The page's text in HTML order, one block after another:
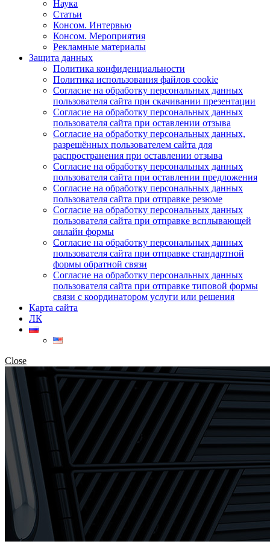
Наука
Статьи
Консом. Интервью
Консом. Мероприятия
Рекламные материалы
Защита данных
Политика конфиденциальности
Политика использования файлов cookie
Согласие на обработку персональных данных
пользователя сайта при скачивании презентации
Согласие на обработку персональных данных
пользователя сайта при оставлении отзыва
Согласие на обработку персональных данных,
разрешённых пользователем сайта для
распространения при оставлении отзыва
Согласие на обработку персональных данных
пользователя сайта при оставлении предложения
Согласие на обработку персональных данных
пользователя сайта при отправке резюме
Согласие на обработку персональных данных
пользователя сайта при отправке всплывающей
онлайн формы
Согласие на обработку персональных данных
пользователя сайта при отправке стандартной
формы обратной связи
Согласие на обработку персональных данных
пользователя сайта при отправке типовой формы
связи с координатором услуги или решения
Карта сайта
ЛК
Close